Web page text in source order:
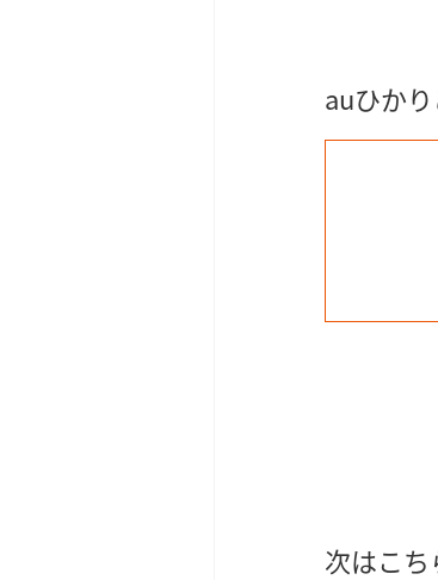
auひか
次はこ